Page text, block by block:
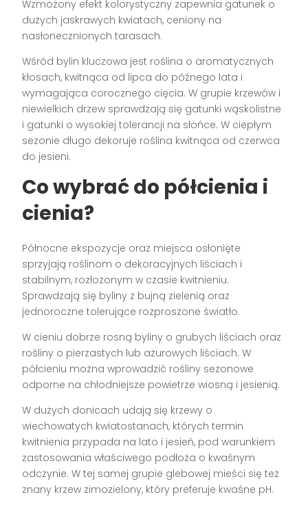
Wzmożony efekt kolorystyczny zapewnia gatunek o
dużych jaskrawych kwiatach, ceniony na
nasłonecznionych tarasach.
Wśród bylin kluczowa jest roślina o aromatycznych
kłosach, kwitnąca od lipca do późnego lata i
wymagająca corocznego cięcia. W grupie krzewów i
niewielkich drzew sprawdzają się gatunki wąskolistne
i gatunki o wysokiej tolerancji na słońce. W ciepłym
sezonie długo dekoruje roślina kwitnąca od czerwca
do jesieni.
Co wybrać do półcienia i
cienia?
Północne ekspozycje oraz miejsca osłonięte
sprzyjają roślinom o dekoracyjnych liściach i
stabilnym, rozłożonym w czasie kwitnieniu.
Sprawdzają się byliny z bujną zielenią oraz
jednoroczne tolerujące rozproszone światło.
W cieniu dobrze rosną byliny o grubych liściach oraz
rośliny o pierzastych lub ażurowych liściach. W
półcieniu można wprowadzić rośliny sezonowe
odporne na chłodniejsze powietrze wiosną i jesienią.
W dużych donicach udają się krzewy o
wiechowatych kwiatostanach, których termin
kwitnienia przypada na lato i jesień, pod warunkiem
zastosowania właściwego podłoża o kwaśnym
odczynie. W tej samej grupie glebowej mieści się też
znany krzew zimozielony, który preferuje kwaśne pH.